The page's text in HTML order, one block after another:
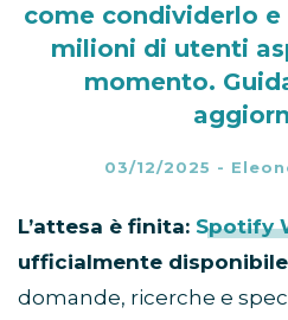
come condividerlo
milioni di utenti
momento.
03/12/2025 -
L’attesa è finita: Spotify
ufficialmente disponibile
domande, ricerche e